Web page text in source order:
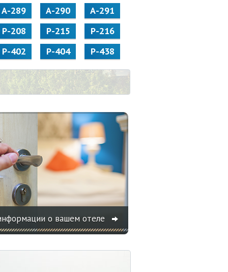
А-289 А-290
А-291
Р-208 Р-215
Р-216
Р-402 Р-404 Р-438
о вашем отеле